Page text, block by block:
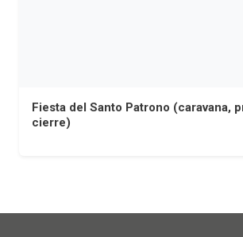
Fiesta del Santo Patrono (caravana,
cierre)